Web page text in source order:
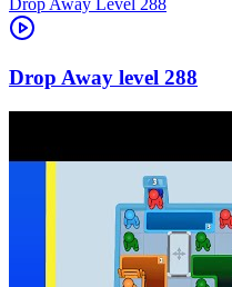
288